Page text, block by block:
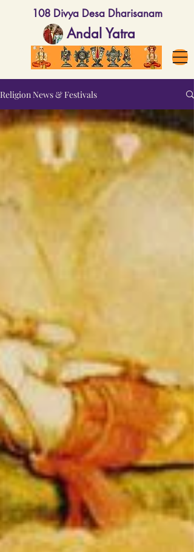
Andal Yatra
108 Divya Desa Dharisanam
Religion News & Festivals